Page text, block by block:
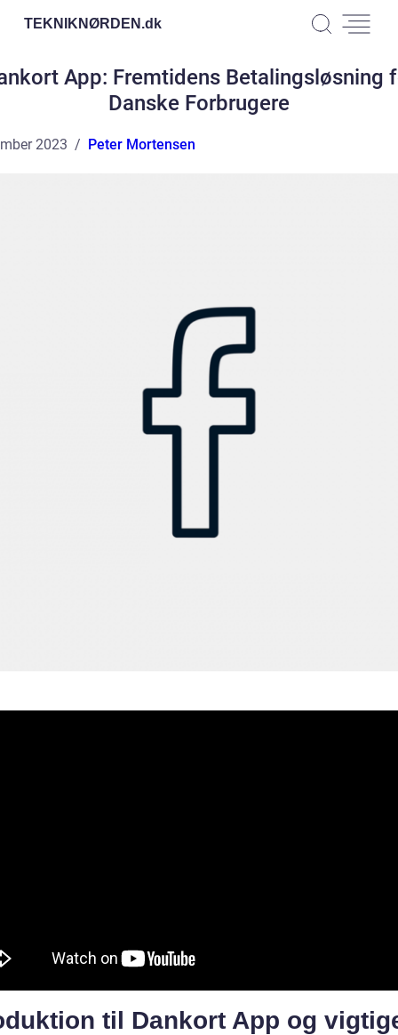
TEKNIKNØRDEN.dk
App: Fremtidens Betalingsløsning
Danske Forbrugere
2023 Peter Mortensen
til Dankort App og